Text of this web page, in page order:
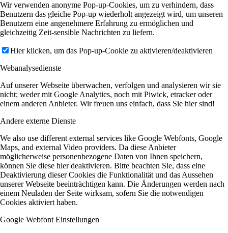
Wir verwenden anonyme Pop-up-Cookies, um zu verhindern, dass
Benutzern das gleiche Pop-up wiederholt angezeigt wird, um unseren
Benutzern eine angenehmere Erfahrung zu ermöglichen und
gleichzeitig Zeit-sensible Nachrichten zu liefern.
Hier klicken, um das Pop-up-Cookie zu aktivieren/deaktivieren
Webanalysedienste
Auf unserer Webseite überwachen, verfolgen und analysieren wir sie
nicht; weder mit Google Analytics, noch mit Piwick, etracker oder
einem anderen Anbieter. Wir freuen uns einfach, dass Sie hier sind!
Andere externe Dienste
We also use different external services like Google Webfonts, Google
Maps, and external Video providers. Da diese Anbieter
möglicherweise personenbezogene Daten von Ihnen speichern,
können Sie diese hier deaktivieren. Bitte beachten Sie, dass eine
Deaktivierung dieser Cookies die Funktionalität und das Aussehen
unserer Webseite beeinträchtigen kann. Die Änderungen werden nach
einem Neuladen der Seite wirksam, sofern Sie die notwendigen
Cookies aktiviert haben.
Google Webfont Einstellungen